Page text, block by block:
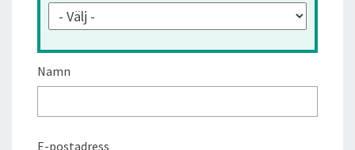
Namn
E-postadress